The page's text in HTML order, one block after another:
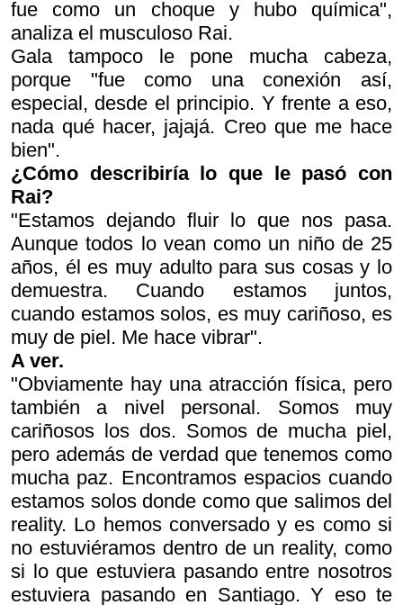
fue como un choque y hubo química",
analiza el musculoso Rai.
Gala tampoco le pone mucha cabeza,
porque "fue como una conexión así,
especial, desde el principio. Y frente a eso,
nada qué hacer, jajajá. Creo que me hace
bien".
¿Cómo describiría lo que le pasó con
Rai?
"Estamos dejando fluir lo que nos pasa.
Aunque todos lo vean como un niño de 25
años, él es muy adulto para sus cosas y lo
demuestra. Cuando estamos juntos,
cuando estamos solos, es muy cariñoso, es
muy de piel. Me hace vibrar".
A ver.
"Obviamente hay una atracción física, pero
también a nivel personal. Somos muy
cariñosos los dos. Somos de mucha piel,
pero además de verdad que tenemos como
mucha paz. Encontramos espacios cuando
estamos solos donde como que salimos del
reality. Lo hemos conversado y es como si
no estuviéramos dentro de un reality, como
si lo que estuviera pasando entre nosotros
estuviera pasando en Santiago. Y eso te